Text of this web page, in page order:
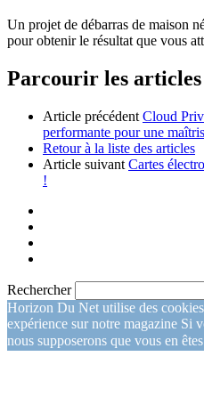
Un projet de débarras de maison
pour obtenir le résultat que vous
Parcourir les articles
Article précédent Cloud
performante pour une
Retour à la liste des articles
Article suivant Cartes
!
Rechercher
Horizon Du Net utilise des
expérience sur notre magazine Si
nous supposerons que vous en